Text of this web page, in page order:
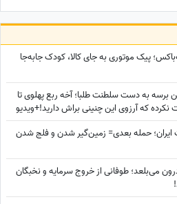
پیک موتوری به جای کالا، کودک جابه‌جا
به دست سلطنت طلبا؛ آخه ربع پهلوی تا
که آرزوی این چنینی براش دارید!+ویدیو
ایران؛ حمله بعدی= زمین‌گیر شدن و فلج شدن
می‌بلعد؛ طوفانی از خروج سرمایه و نخبگان